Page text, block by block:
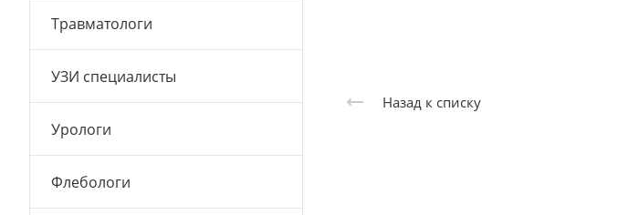
Назад к списку
Травматологи
УЗИ специалисты
Урологи
Флебологи